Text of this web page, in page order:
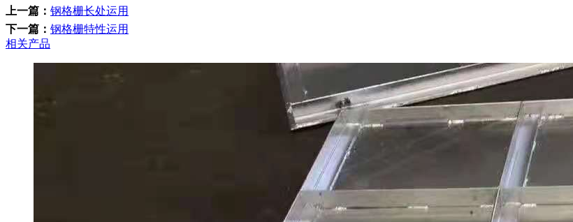
上一篇： 钢格栅长处运用
下一篇： 钢格栅特性运用
相关产品